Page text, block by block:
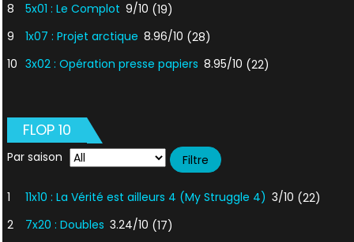
8
5x01 : Le Complot 9/10 (19)
9
1x07 : Projet arctique 8.96/10 (28)
10 3x02 : Opération presse papiers 8.95/10 (22)
FLOP 10
Par saison
1 11x10 : La Vérité est ailleurs 4 (My Struggle 4) 3/10 (22)
2
7x20 : Doubles 3.24/10 (17)